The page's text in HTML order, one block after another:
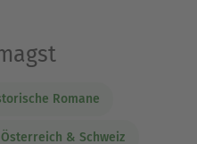
Romane
& Schweiz